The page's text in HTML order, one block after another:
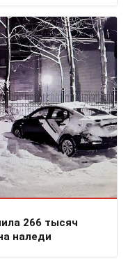
266 тысяч
наледи